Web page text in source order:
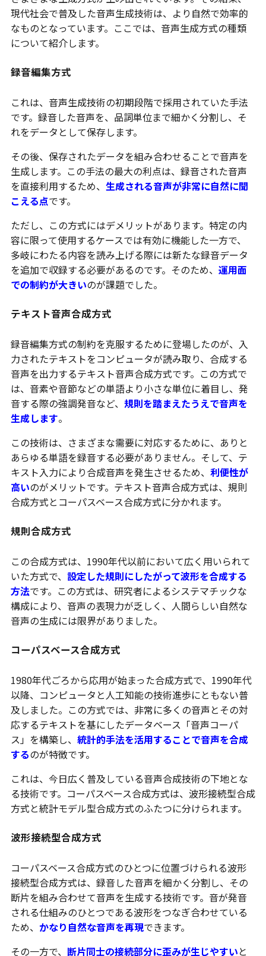
現代社会で普及した音声生成技術は、より自然で効率的
なものとなっています。ここでは、音声生成方式の種類
について紹介します。
録音編集方式
これは、音声生成技術の初期段階で採用されていた手法
です。録音した音声を、品詞単位まで細かく分割し、そ
れをデータとして保存します。
その後、保存されたデータを組み合わせることで音声を
生成します。この手法の最大の利点は、録音された音声
を直接利用するため、 生成される音声が非常に自然に聞
こえる点です。
ただし、この方式にはデメリットがあります。特定の内
容に限って使用するケースでは有効に機能した一方で、
多岐にわたる内容を読み上げる際には新たな録音データ
を追加で収録する必要があるのです。そのため、 運用面
での制約が大きいのが課題でした。
テキスト音声合成方式
録音編集方式の制約を克服するために登場したのが、入
力されたテキストをコンピュータが読み取り、合成する
音声を出力するテキスト音声合成方式です。この方式で
は、音素や音節などの単語より小さな単位に着目し、発
音する際の強調発音など、 規則を踏まえたうえで音声を
生成します。
この技術は、さまざまな需要に対応するために、ありと
あらゆる単語を録音する必要がありません。そして、テ
キスト入力により合成音声を発生させるため、 利便性が
高いのがメリットです。テキスト音声合成方式は、規則
合成方式とコーパスベース合成方式に分かれます。
規則合成方式
この合成方式は、1990年代以前において広く用いられて
いた方式で、 設定した規則にしたがって波形を合成する
方法です。この方式は、研究者によるシステマチックな
構成により、音声の表現力が乏しく、人間らしい自然な
音声の生成には限界がありました。
コーパスベース合成方式
1980年代ごろから応用が始まった合成方式で、1990年代
以降、コンピュータと人工知能の技術進歩にともない普
及しました。この方式では、非常に多くの音声とその対
応するテキストを基にしたデータベース「音声コーパ
ス」を構築し、 統計的手法を活用することで音声を合成
するのが特徴です。
これは、今日広く普及している音声合成技術の下地とな
る技術です。コーパスベース合成方式は、波形接続型合成
方式と統計モデル型合成方式のふたつに分けられます。
波形接続型合成方式
コーパスベース合成方式のひとつに位置づけられる波形
接続型合成方式は、録音した音声を細かく分割し、その
断片を組み合わせて音声を生成する技術です。音が発音
される仕組みのひとつである波形をつなぎ合わせている
ため、 かなり自然な音声を再現できます。
その一方で、 断片同士の接続部分に歪みが生じやすいと